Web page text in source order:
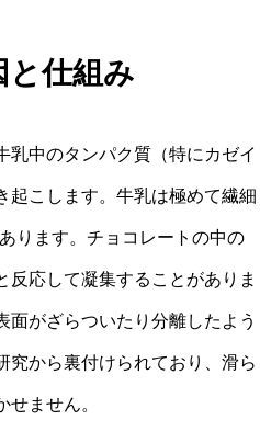
と仕組み
中のタンパク質（特にカゼイ
起こします。牛乳は極めて繊細
ります。チョコレートの中の
応して凝集することがありま
がざらついたり分離したよう
究から裏付けられており、滑ら
ません。